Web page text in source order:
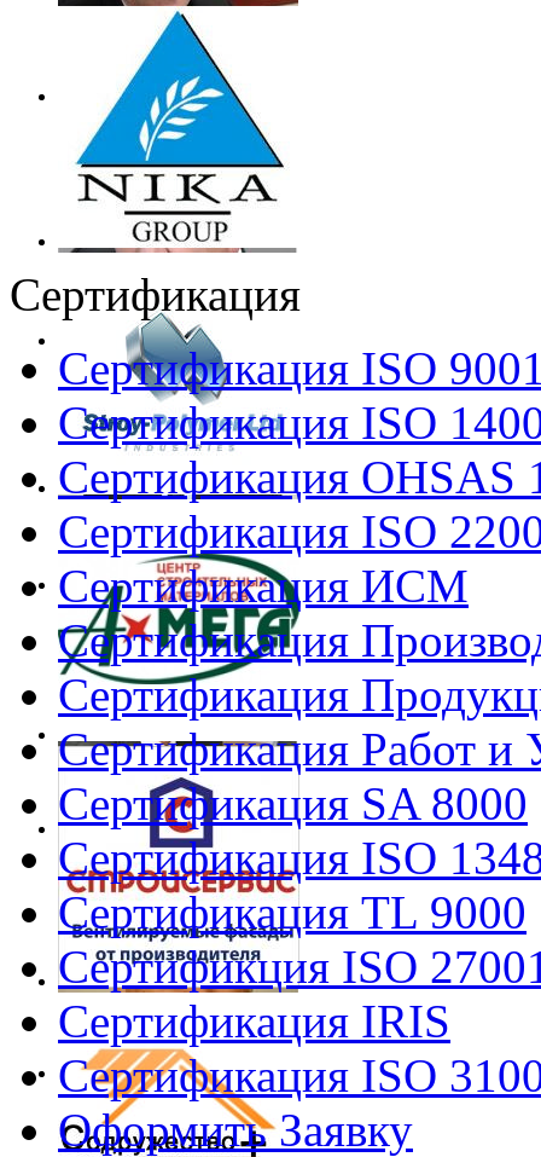
Сертификация
Сертификация ISO
Сертификация ISO
Сертификация OHSAS
Сертификация ISO
Сертификация ИСМ
Сертификация
Сертификация
Сертификация Работ и
Сертификация SA 8000
Сертификация ISO
Сертификация TL 9000
Сертификция ISO
Сертификация IRIS
Сертификация ISO
Оформить Заявку